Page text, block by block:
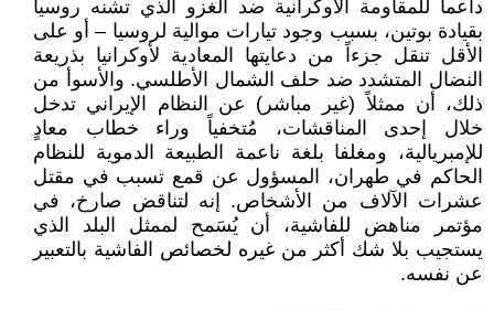
داعماً للمقاومة الأوكرانية ضد الغزو الذي تشنه روسيا
بقيادة بوتين، بسبب وجود تيارات موالية لروسيا – أو على
الأقل تنقل جزءاً من دعايتها المعادية لأوكرانيا بذريعة
النضال المتشدد ضد حلف الشمال الأطلسي. والأسوأ من
ذلك، أن ممثلاً (غير مباشر) عن النظام الإيراني تدخل
خلال إحدى المناقشات، مُتخفياً وراء خطاب معادٍ
للإمبريالية، ومغلفا بلغة ناعمة الطبيعة الدموية للنظام
الحاكم في طهران، المسؤول عن قمع تسبب في مقتل
عشرات الآلاف من الأشخاص. إنه لتناقض صارخ، في
مؤتمر مناهض للفاشية، أن يُسَمح لممثل البلد الذي
يستجيب بلا شك أكثر من غيره لخصائص الفاشية بالتعبير
عن نفسه.